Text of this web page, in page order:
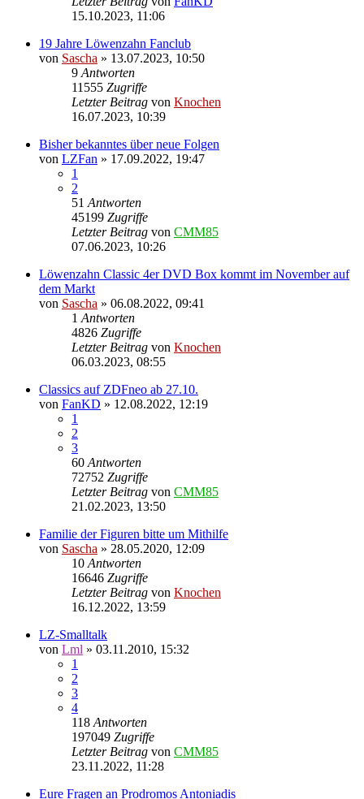
15.10.2023, 11:06
19 Jahre Löwenzahn Fanclub
von Sascha » 13.07.2023, 10:50
9 Antworten
11555 Zugriffe
Letzter Beitrag von Knochen
16.07.2023, 10:39
Bisher bekanntes über neue Folgen
von LZFan » 17.09.2022, 19:47
1
2
51 Antworten
45199 Zugriffe
Letzter Beitrag von CMM85
07.06.2023, 10:26
Löwenzahn Classic 4er DVD Box kommt im November auf
dem Markt
von Sascha » 06.08.2022, 09:41
1 Antworten
4826 Zugriffe
Letzter Beitrag von Knochen
06.03.2023, 08:55
Classics auf ZDFneo ab 27.10.
von FanKD » 12.08.2022, 12:19
1
2
3
60 Antworten
72752 Zugriffe
Letzter Beitrag von CMM85
21.02.2023, 13:50
Familie der Figuren bitte um Mithilfe
von Sascha » 28.05.2020, 12:09
10 Antworten
16646 Zugriffe
Letzter Beitrag von Knochen
16.12.2022, 13:59
LZ-Smalltalk
von Lml » 03.11.2010, 15:32
1
2
3
4
118 Antworten
197049 Zugriffe
Letzter Beitrag von CMM85
23.11.2022, 11:28
Eure Fragen an Prodromos Antoniadis